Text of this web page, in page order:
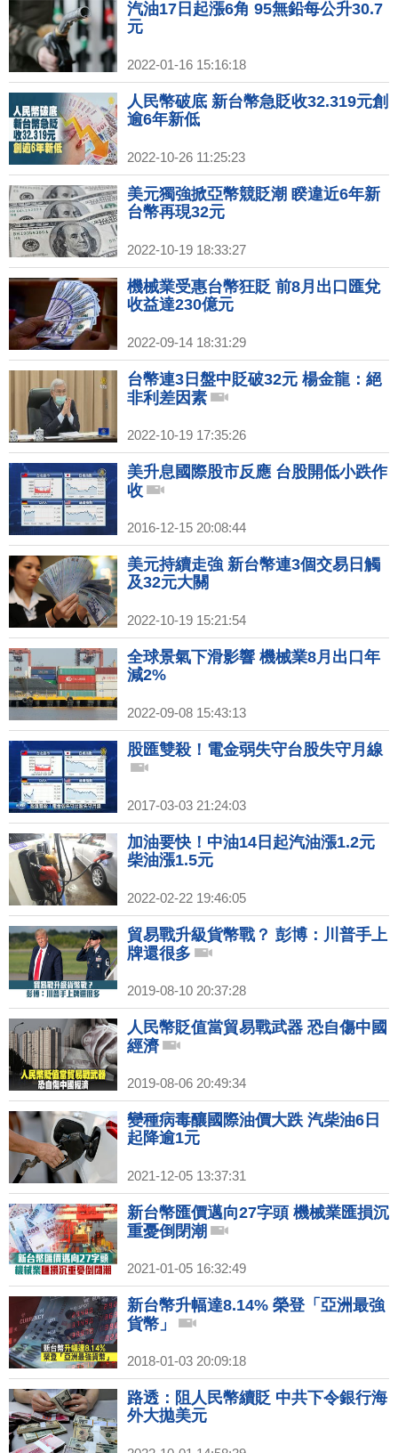
汽油17日起漲6角 95無鉛每公升30.7
元
2022-01-16 15:16:18
人民幣破底 新台幣急貶收32.319元創
逾6年新低
2022-10-26 11:25:23
美元獨強掀亞幣競貶潮 睽違近6年新
台幣再現32元
2022-10-19 18:33:27
機械業受惠台幣狂貶 前8月出口匯兌
收益達230億元
2022-09-14 18:31:29
台幣連3日盤中貶破32元 楊金龍：絕
非利差因素
2022-10-19 17:35:26
美升息國際股市反應 台股開低小跌作
收
2016-12-15 20:08:44
美元持續走強 新台幣連3個交易日觸
及32元大關
2022-10-19 15:21:54
全球景氣下滑影響 機械業8月出口年
減2%
2022-09-08 15:43:13
股匯雙殺！電金弱失守台股失守月線
2017-03-03 21:24:03
加油要快！中油14日起汽油漲1.2元
柴油漲1.5元
2022-02-22 19:46:05
貿易戰升級貨幣戰？ 彭博：川普手上
牌還很多
2019-08-10 20:37:28
人民幣貶值當貿易戰武器 恐自傷中國
經濟
2019-08-06 20:49:34
變種病毒釀國際油價大跌 汽柴油6日
起降逾1元
2021-12-05 13:37:31
新台幣匯價邁向27字頭 機械業匯損沉
重憂倒閉潮
2021-01-05 16:32:49
新台幣升幅達8.14% 榮登「亞洲最強
貨幣」
2018-01-03 20:09:18
路透：阻人民幣續貶 中共下令銀行海
外大拋美元